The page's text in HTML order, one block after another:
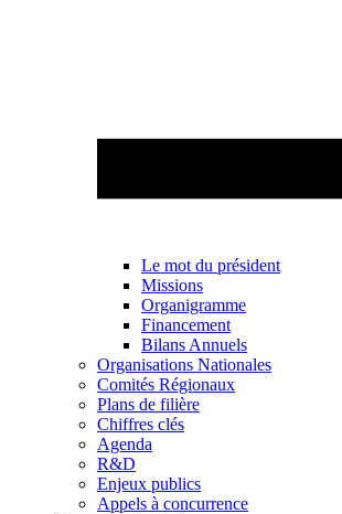
Le mot du président
Missions
Organigramme
Financement
Bilans Annuels
Organisations Nationales
Comités Régionaux
Plans de filière
Chiffres clés
Agenda
R&D
Enjeux publics
Appels à concurrence